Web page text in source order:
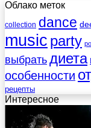
Облако меток
collection dance
music party
выбратьдиета
особенности
рецепты
Интересное